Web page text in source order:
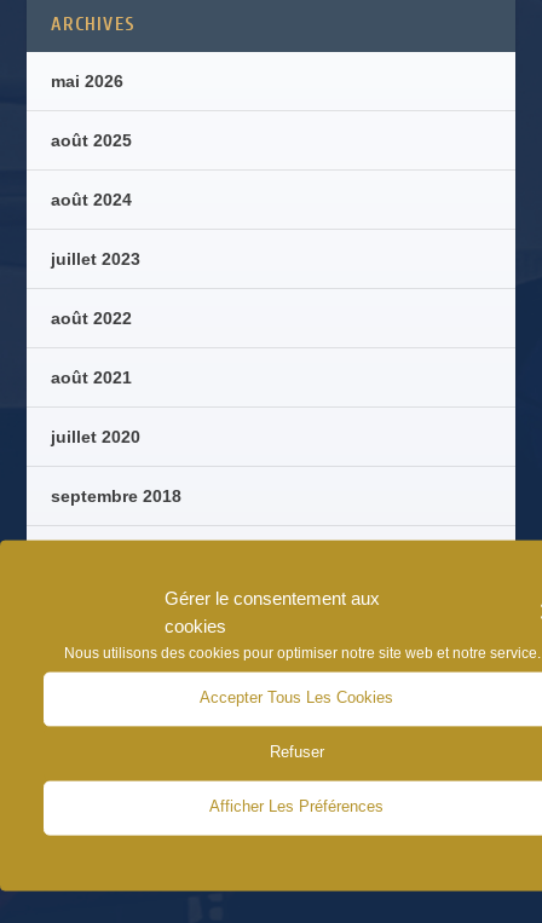
Gérer le consentement aux
cookies
Nous utilisons des cookies pour optimiser notre site web et notre service.
Accepter Tous Les Cookies
Refuser
Afficher Les Préférences
ARCHIVES
mai 2026
août 2025
août 2024
juillet 2023
août 2022
août 2021
juillet 2020
septembre 2018
septembre 2017
août 2017